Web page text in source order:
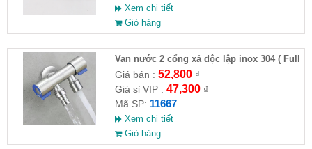
Xem chi tiết
Giỏ hàng
Van nước 2 cổng xả độc lập inox 304 ( Full
VAT )
Giá bán : 52,800₫
Giá sỉ VIP : 47,300₫
Mã SP: 11667
Xem chi tiết
Giỏ hàng